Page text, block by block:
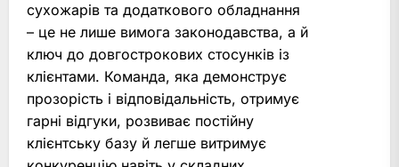
сухожарів та додаткового обладнання
– це не лише вимога законодавства, а й
ключ до довгострокових стосунків із
клієнтами. Команда, яка демонструє
прозорість і відповідальність, отримує
гарні відгуки, розвиває постійну
клієнтську базу й легше витримує